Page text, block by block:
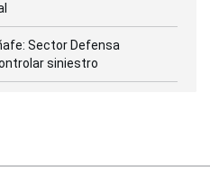
Sector Defensa
siniestro